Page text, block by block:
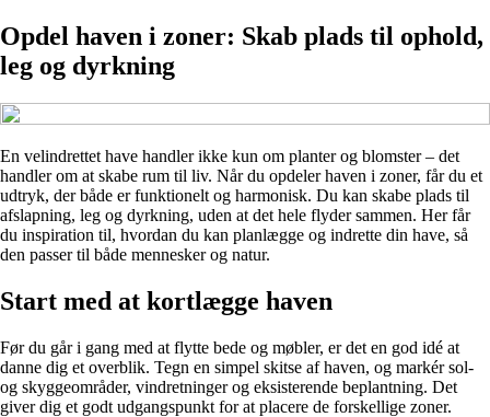
Opdel haven i zoner: Skab plads til ophold,
leg og dyrkning
En velindrettet have handler ikke kun om planter og blomster – det
handler om at skabe rum til liv. Når du opdeler haven i zoner, får du et
udtryk, der både er funktionelt og harmonisk. Du kan skabe plads til
afslapning, leg og dyrkning, uden at det hele flyder sammen. Her får
du inspiration til, hvordan du kan planlægge og indrette din have, så
den passer til både mennesker og natur.
Start med at kortlægge haven
Før du går i gang med at flytte bede og møbler, er det en god idé at
danne dig et overblik. Tegn en simpel skitse af haven, og markér sol-
og skyggeområder, vindretninger og eksisterende beplantning. Det
giver dig et godt udgangspunkt for at placere de forskellige zoner.